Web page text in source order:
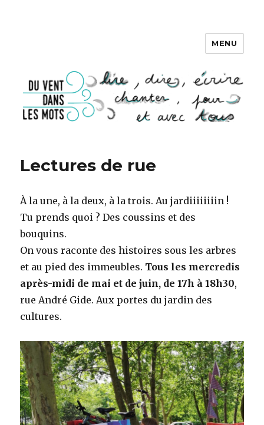
DU VENT DANS LES MOTS
MENU
Lectures de rue
À la une, à la deux, à la trois. Au jardiiiiiiiin !
Tu prends quoi ? Des coussins et des
bouquins.
On vous raconte des histoires sous les arbres
et au pied des immeubles. Tous les mercredis
après-midi de mai et de juin, de 17h à 18h30,
rue André Gide. Aux portes du jardin des
cultures.